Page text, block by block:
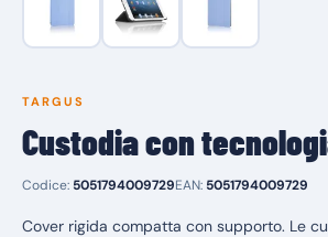
TARGUS
Custodia con
Codice: 5051794009729EAN: 5051794009729
Cover rigida compatta con supporto. Le